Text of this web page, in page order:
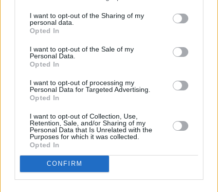
I want to opt-out of the Sharing of my
personal data.
Opted In
I want to opt-out of the Sale of my
Personal Data.
Opted In
I want to opt-out of processing my
Personal Data for Targeted Advertising.
Opted In
I want to opt-out of Collection, Use,
Retention, Sale, and/or Sharing of my
Personal Data that Is Unrelated with the
Purposes for which it was collected.
Opted In
CONFIRM
Pisk inn eggeplommene til en luftig smørkrem. Pisk til slutt
inn kakao og vaniljesukkeret.